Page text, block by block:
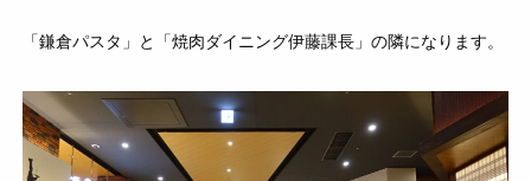
「鎌倉パスタ」と「焼肉ダイニング伊藤課長」の隣になります。